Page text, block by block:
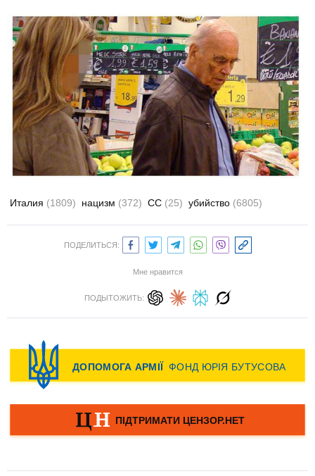
Италия (1809) нацизм (372) СС (25) убийство (6805)
ПОДЕЛИТЬСЯ:
Мне нравится
ПОДЫТОЖИТЬ: